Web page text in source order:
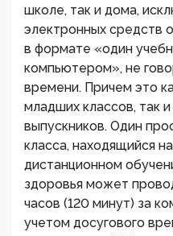
школе, так и дома,
электронных средств
в формате «один
компьютером», не
времени. Причем это
младших классов, так
выпускников. Один
класса, находящийся
дистанционном
здоровья может
часов (120 минут) за
учетом досугового